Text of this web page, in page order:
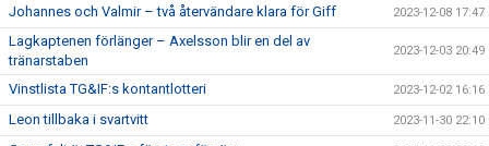
Johannes och Valmir – två återvändare klara för Giff 2023-12-08 17:47
Lagkaptenen förlänger – Axelsson blir en del av
tränarstaben
2023-12-03 20:49
Vinstlista TG&IF:s kontantlotteri 2023-12-02 16:16
Leon tillbaka i svartvitt 2023-11-30 22:10